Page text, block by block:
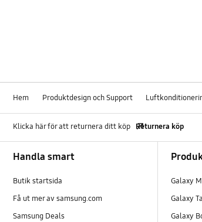
Hem Produktdesign och Support
Klicka här för att returnera ditt köp Returnera köp
Handla smart
Butik startsida
Få ut mer av samsung.com
Samsung Deals
Galaxy
Galaxy
Galaxy